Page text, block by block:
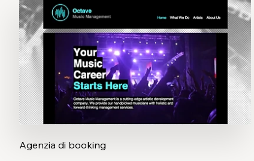
Agenzia di booking